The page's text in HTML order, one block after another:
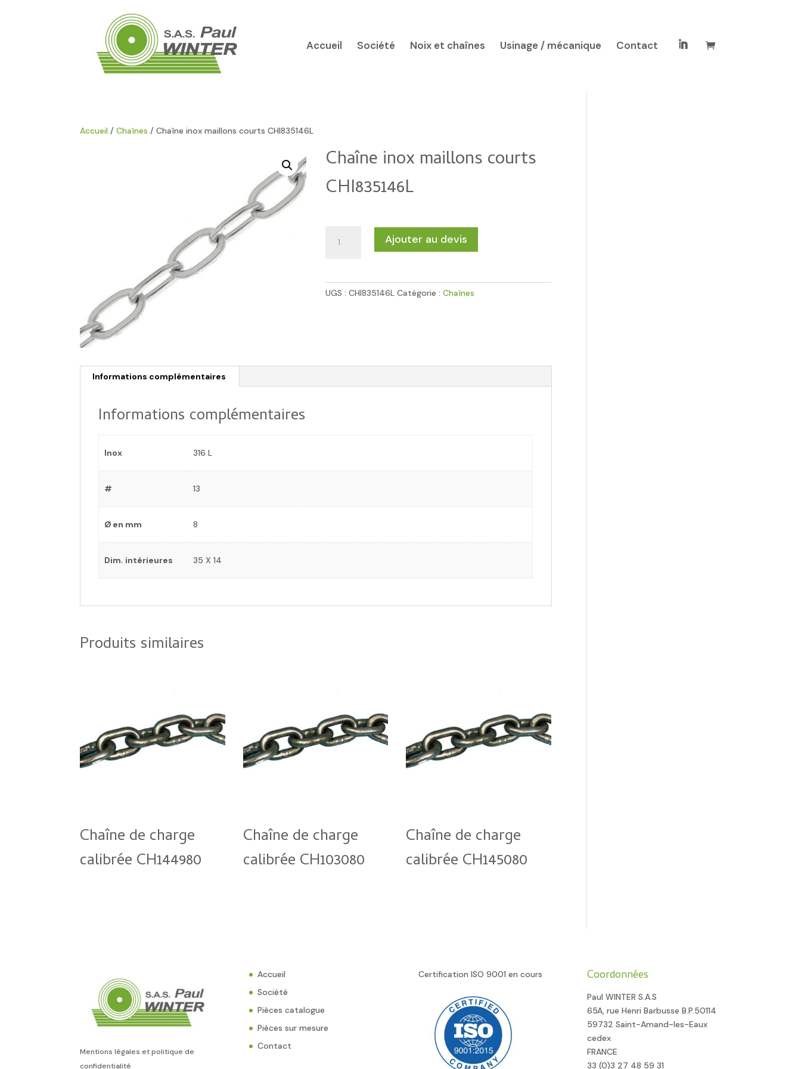
Accueil Société Noix et chaînes Usinage / mécanique Contact 
Accueil /Chaînes / Chaîne inox maillons courts CHI835146L
Chaîne inox maillons courts
CHI835146L
Ajouter au devis
UGS :CHI835146L Catégorie :Chaînes
Informations complémentaires
Informations complémentaires
Inox 316 L
# 13
Ø en mm 8
Dim. intérieures 35 X 14
Produits similaires
Chaîne de charge
calibrée CH144980
Chaîne de charge
calibrée CH103080
Chaîne de charge
calibrée CH145080
Mentions légales et politique de
confidentialité
Accueil
Société
Pièces catalogue
Pièces sur mesure
Contact
Certification ISO 9001 en cours Coordonnées
Paul WINTER S.A.S
65A, rue Henri Barbusse B.P.50114
59732 Saint-Amand-les-Eaux
cedex
FRANCE
33 (0)3 27 48 59 31